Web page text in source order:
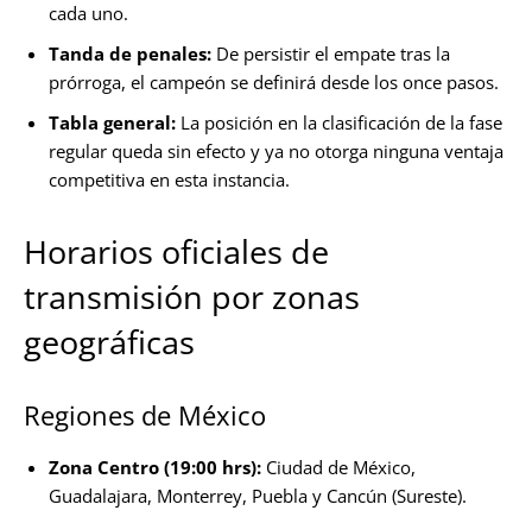
cada uno.
Tanda de penales: De persistir el empate tras la
prórroga, el campeón se definirá desde los once pasos.
Tabla general: La posición en la clasificación de la fase
regular queda sin efecto y ya no otorga ninguna ventaja
competitiva en esta instancia.
Horarios oficiales de
transmisión por zonas
geográficas
Regiones de México
Zona Centro (19:00 hrs): Ciudad de México,
Guadalajara, Monterrey, Puebla y Cancún (Sureste).